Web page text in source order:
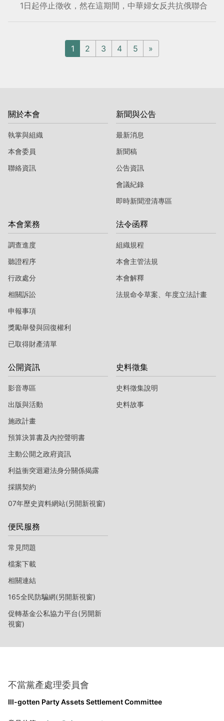
1日起停止徵收，然在這期間，中華婦女反共抗俄聯合
1 2 3 4 5 »
關於本會
執掌與組織
本會委員
聯絡資訊
新聞與公告
最新消息
新聞稿
公告資訊
會議紀錄
即時新聞澄清專區
本會業務
調查進度
聽證程序
行政處分
相關訴訟
申報事項
獎勵舉發與回復權利
已取得財產清單
法令函釋
組織規程
本會主管法規
本會解釋
法規命令草案、年度立法計畫
公開資訊
影音專區
出版與活動
施政計畫
預算決算書及內控聲明書
主動公開之政府資訊
利益衝突迴避法身分關係揭露
採購契約
07年歷史資料網站(另開新視窗)
史料徵集
史料徵集說明
史料故事
便民服務
常見問題
檔案下載
相關連結
165全民防騙網(另開新視窗)
促轉基金公私協力平台(另開新
視窗)
不當黨產處理委員會
Ill-gotten Party Assets Settlement Committee